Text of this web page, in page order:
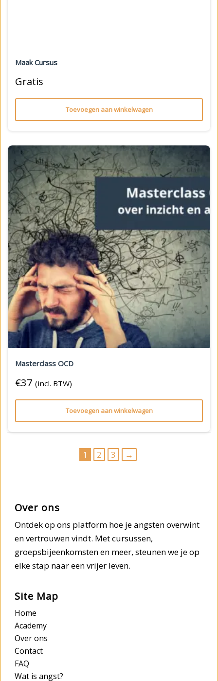
Maak Cursus
Gratis
Toevoegen aan winkelwagen
Masterclass OCD
€37 (incl. BTW)
Toevoegen aan winkelwagen
1 2 3 →
Over ons
Ontdek op ons platform hoe je angsten overwint
en vertrouwen vindt. Met cursussen,
groepsbijeenkomsten en meer, steunen we je op
elke stap naar een vrijer leven.
Site Map
Home
Academy
Over ons
Contact
FAQ
Wat is angst?